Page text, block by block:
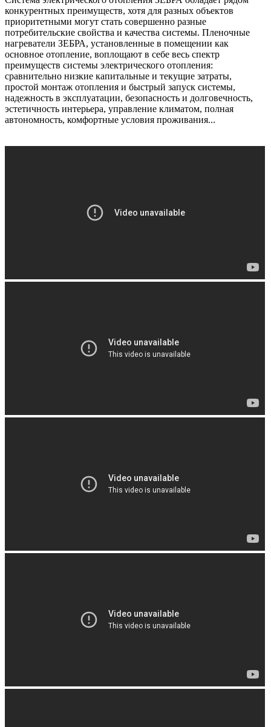
конкурентных преимуществ, хотя для разных объектов
приоритетными могут стать совершенно разные
потребительские свойства и качества системы. Пленочные
нагреватели ЗЕБРА, установленные в помещении как
основное отопление, воплощают в себе весь спектр
преимуществ системы электрического отопления:
сравнительно низкие капитальные и текущие затраты,
простой монтаж отопления и быстрый запуск системы,
надежность в эксплуатации, безопасность и долговечность,
эстетичность интерьера, управление климатом, полная
автономность, комфортные условия проживания...